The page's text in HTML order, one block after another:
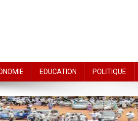
EDUCATION POLITIQUE